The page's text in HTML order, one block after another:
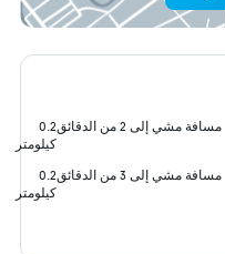
مسافة مشي إلى 2 من الدقائق
0.2
كيلومتر
مسافة مشي إلى 3 من الدقائق
0.2
كيلومتر